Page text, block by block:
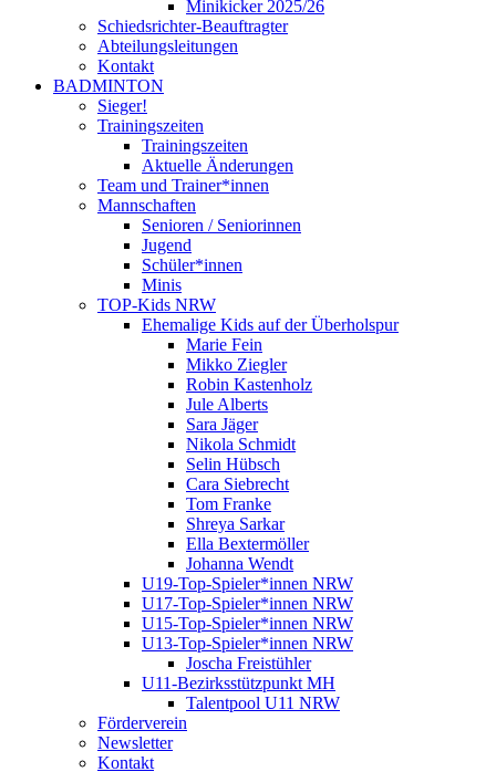
Minikicker 2025/26
Schiedsrichter-Beauftragter
Abteilungsleitungen
Kontakt
BADMINTON
Sieger!
Trainingszeiten
Trainingszeiten
Aktuelle Änderungen
Team und Trainer*innen
Mannschaften
Senioren / Seniorinnen
Jugend
Schüler*innen
Minis
TOP-Kids NRW
Ehemalige Kids auf der Überholspur
Marie Fein
Mikko Ziegler
Robin Kastenholz
Jule Alberts
Sara Jäger
Nikola Schmidt
Selin Hübsch
Cara Siebrecht
Tom Franke
Shreya Sarkar
Ella Bextermöller
Johanna Wendt
U19-Top-Spieler*innen NRW
U17-Top-Spieler*innen NRW
U15-Top-Spieler*innen NRW
U13-Top-Spieler*innen NRW
Joscha Freistühler
U11-Bezirksstützpunkt MH
Talentpool U11 NRW
Förderverein
Newsletter
Kontakt